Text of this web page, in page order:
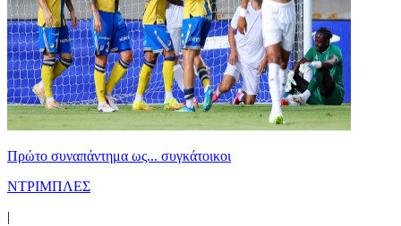
Πρώτο συναπάντημα ως... συγκάτοικοι
ΝΤΡΙΜΠΛΕΣ
|